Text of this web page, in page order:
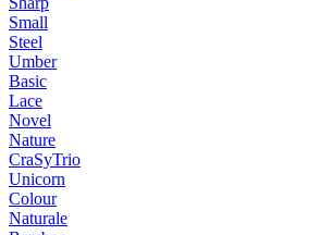
Small
Steel
Umber
Basic
Lace
Novel
Nature
CraSyTrio
Unicorn
Colour
Naturale